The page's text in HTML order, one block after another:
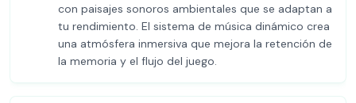
con paisajes sonoros ambientales que se adaptan a
tu rendimiento. El sistema de música dinámico crea
una atmósfera inmersiva que mejora la retención de
la memoria y el flujo del juego.